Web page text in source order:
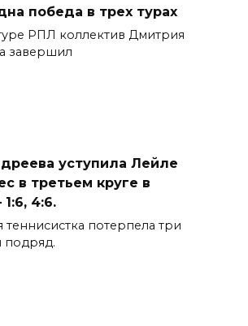
победа в трех турах
РПЛ коллектив Дмитрия
завершил
уступила Лейле
в третьем круге в
4:6.
теннисистка потерпела три
подряд.